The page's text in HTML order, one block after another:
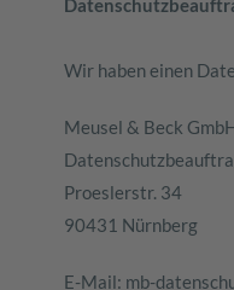
Wir haben einen
Meusel & Beck
Proeslerstr. 34
90431 Nürnberg
E-Mail: mb-